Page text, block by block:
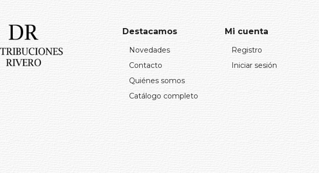
Destacamos
Novedades
Contacto
Quiénes somos
Catálogo completo
Mi cuenta
Registro
Iniciar sesión